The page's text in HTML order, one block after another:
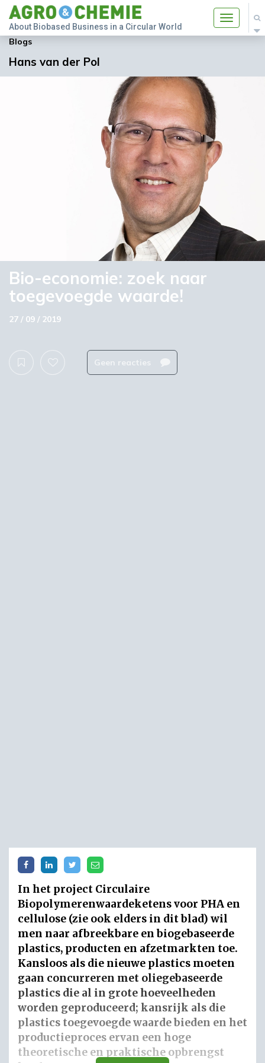
Toggle
About Biobased Business in a Circular World
Blogs
Hans van der Pol
Bio-economie: zoek naar
toegevoegde waarde!
27 / 09 / 2019
Geen reacties
In het project Circulaire
Biopolymerenwaardeketens voor PHA en
cellulose (zie ook elders in dit blad) wil
men naar afbreekbare en biogebaseerde
plastics, producten en afzetmarkten toe.
Kansloos als die nieuwe plastics moeten
gaan concurreren met oliegebaseerde
plastics die al in grote hoeveelheden
worden geproduceerd; kansrijk als die
plastics toegevoegde waarde bieden en het
productieproces ervan een hoge
theoretische en praktische opbrengst